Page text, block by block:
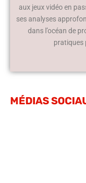
aux jeux vidéo en
ses analyses
dans l’océan de
pratiques
MÉDIAS